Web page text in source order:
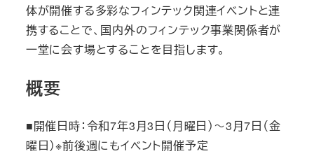
体が開催する多彩なフィンテック関連イベントと連
携することで、国内外のフィンテック事業関係者が
一堂に会す場とすることを目指します。
概要
■開催日時：令和7年3月3日（月曜日）～3月7日（金
曜日）※前後週にもイベント開催予定